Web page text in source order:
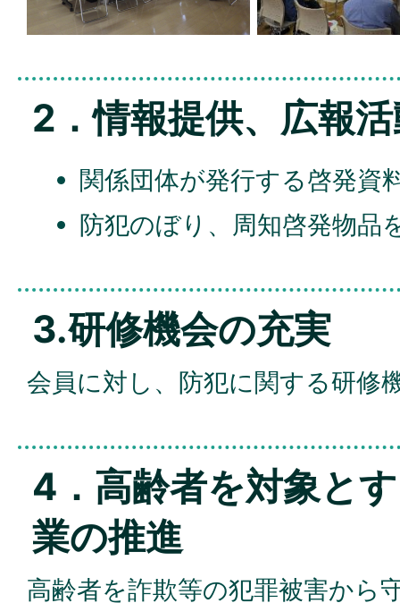
2．情報提供、広報
関係団体が発行する啓発資
防犯のぼり、周知啓発物品
3.研修機会の充実
会員に対し、防犯に関する研修
4．高齢者を対象と
業の推進
高齢者を詐欺等の犯罪被害から